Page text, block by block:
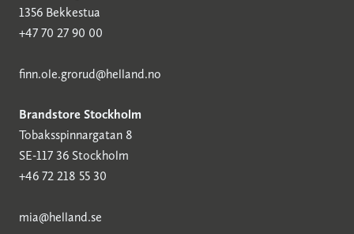
1356 Bekkestua
+47 70 27 90 00
finn.ole.grorud@helland.no
Brandstore Stockholm
Tobaksspinnargatan 8
SE-117 36 Stockholm
+46 72 218 55 30
mia@helland.se